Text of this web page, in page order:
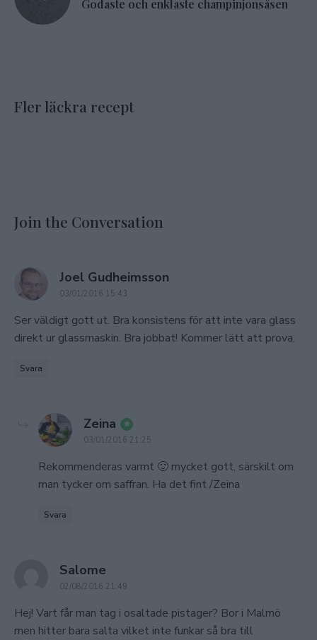
Godaste och enklaste champinjonsåsen
Fler läckra recept
Join the Conversation
Joel Gudheimsson
03/01/2016 15:43
Ser väldigt gott ut. Bra konsistens för att inte vara glass
direkt ur glassmaskin. Bra jobbat! Kommer lätt att prova.
Svara
Zeina says:
03/01/2016 21:25
Rekommenderas varmt 🙂 mycket gott, särskilt om
man tycker om saffran. Ha det fint /Zeina
Svara
Salome
02/08/2016 21:49
Hej! Vart får man tag i osaltade pistager? Bor i Malmö
men hitter bara salta vilket inte funkar så bra till